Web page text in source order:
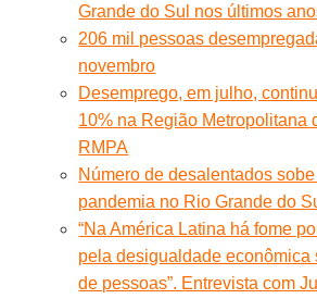
Grande do Sul nos últimos
206 mil pessoas
novembro
Desemprego, em julho,
10% na Região Metropolitana
RMPA
Número de desalentados
pandemia no Rio Grande do
“Na América Latina há fome
pela desigualdade econômica
de pessoas”. Entrevista com